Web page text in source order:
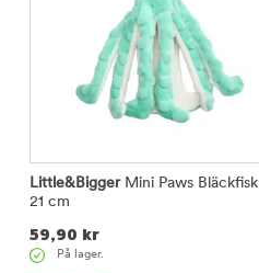
Little&BiggerMini Paws Bläckfisk
21 cm
59,90 kr
På lager.